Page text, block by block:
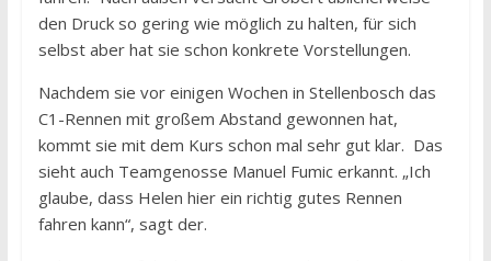
den Druck so gering wie möglich zu halten, für sich
selbst aber hat sie schon konkrete Vorstellungen.
Nachdem sie vor einigen Wochen in Stellenbosch das
C1-Rennen mit großem Abstand gewonnen hat,
kommt sie mit dem Kurs schon mal sehr gut klar. Das
sieht auch Teamgenosse Manuel Fumic erkannt. „Ich
glaube, dass Helen hier ein richtig gutes Rennen
fahren kann“, sagt der.